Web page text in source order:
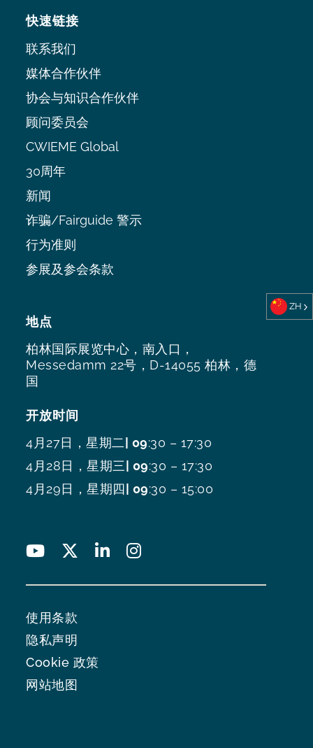
地点
柏林国际展览中心，南入口，
Messedamm 22号，D-14055 柏林，德
国
开放时间
4月27日，星期二| 09:30 – 17:30
4月28日，星期三| 09:30 – 17:30
4月29日，星期四| 09:30 – 15:00
快速链接
联系我们
媒体合作伙伴
协会与知识合作伙伴
顾问委员会
CWIEME Global
30周年
新闻
诈骗/Fairguide 警示
行为准则
参展及参会条款
使用条款
隐私声明
Cookie 政策
网站地图
ZH